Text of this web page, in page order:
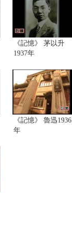
《記憶》 茅以升
1937年
《記憶》 魯迅1936
年